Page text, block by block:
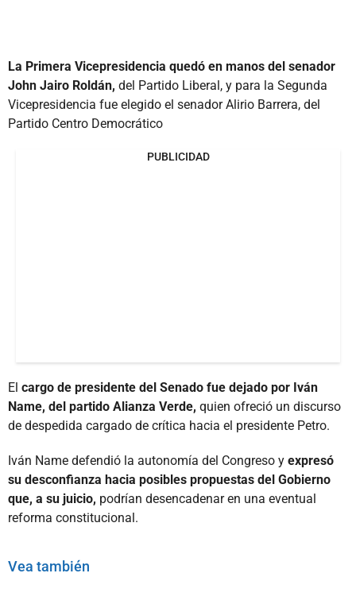
La Primera Vicepresidencia quedó en manos del senador
John Jairo Roldán, del Partido Liberal, y para la Segunda
Vicepresidencia fue elegido el senador Alirio Barrera, del
Partido Centro Democrático
PUBLICIDAD
El cargo de presidente del Senado fue dejado por Iván
Name, del partido Alianza Verde, quien ofreció un discurso
de despedida cargado de crítica hacia el presidente Petro.
Iván Name defendió la autonomía del Congreso y expresó
su desconfianza hacia posibles propuestas del Gobierno
que, a su juicio, podrían desencadenar en una eventual
reforma constitucional.
Vea también